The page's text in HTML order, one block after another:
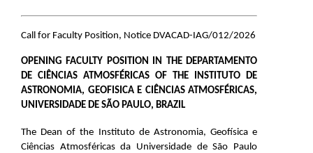
Call for Faculty Position, Notice DVACAD-IAG/012/2026
OPENING FACULTY POSITION IN THE DEPARTAMENTO
DE CIÊNCIAS ATMOSFÉRICAS OF THE INSTITUTO DE
ASTRONOMIA, GEOFISICA E CIÊNCIAS ATMOSFÉRICAS,
UNIVERSIDADE DE SÃO PAULO, BRAZIL
The Dean of the Instituto de Astronomia, Geofísica e
Ciências Atmosféricas da Universidade de São Paulo